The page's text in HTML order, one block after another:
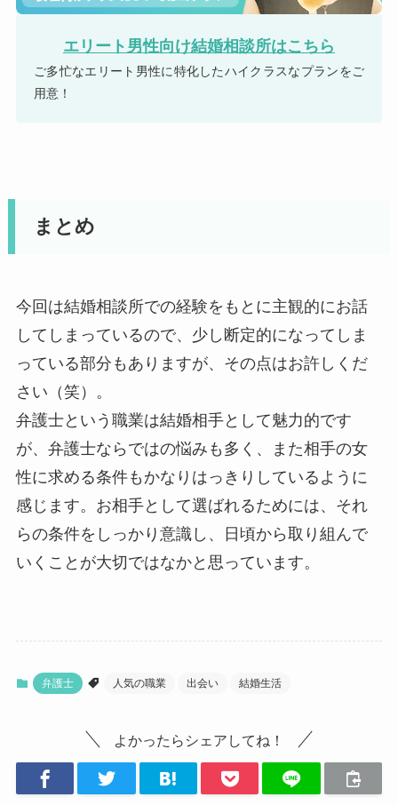
エリート男性向け結婚相談所はこちら
ご多忙なエリート男性に特化したハイクラスなプランをご
用意！
まとめ
今回は結婚相談所での経験をもとに主観的にお話
してしまっているので、少し断定的になってしま
っている部分もありますが、その点はお許しくだ
さい（笑）。
弁護士という職業は結婚相手として魅力的です
が、弁護士ならではの悩みも多く、また相手の女
性に求める条件もかなりはっきりしているように
感じます。お相手として選ばれるためには、それ
らの条件をしっかり意識し、日頃から取り組んで
いくことが大切ではなかと思っています。
弁護士 人気の職業 出会い 結婚生活
よかったらシェアしてね！